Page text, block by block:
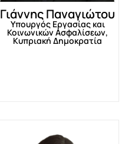
Γιάννης Παναγιώτου
Υπουργός Εργασίας και
Κοινωνικών Ασφαλίσεων,
Κυπριακή Δημοκρατία